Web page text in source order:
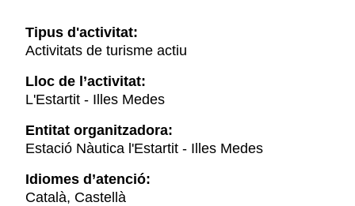
Tipus d'activitat:
Activitats de turisme actiu
Lloc de l’activitat:
L'Estartit - Illes Medes
Entitat organitzadora:
Estació Nàutica l'Estartit - Illes Medes
Idiomes d’atenció:
Català, Castellà